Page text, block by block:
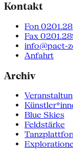
Kontakt
Fon
Fax
info@pact-
Anfahrt
Archiv
Blue Skies
Feldstärke